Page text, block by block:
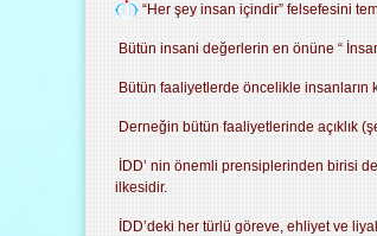
“Her şey insan içindir” felsefesini
Bütün insani değerlerin en önüne “
Bütün faaliyetlerde öncelikle insanların
Derneğin bütün faaliyetlerinde açıklık
İDD’ nin önemli prensiplerinden birisi
ilkesidir.
İDD’deki her türlü göreve, ehliyet ve